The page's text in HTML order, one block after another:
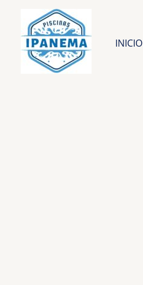
contenido
INICIO